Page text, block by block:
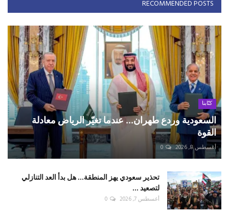
RECOMMENDED POSTS
كتّابنا
السعودية وردع طهران... عندما تغيّر الرياض معادلة
القوة
أغسطس 8, 2026 0
تحذير سعودي يهز المنطقة... هل بدأ العد التنازلي
لتصعيد ...
أغسطس 7, 2026 0